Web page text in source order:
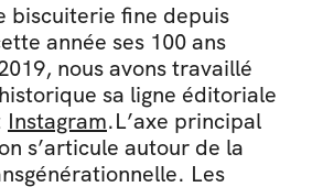
biscuiterie fine depuis
année ses 100 ans
nous avons travaillé
sa ligne éditoriale
Instagram.L’axe principal
s’articule autour de la
Les